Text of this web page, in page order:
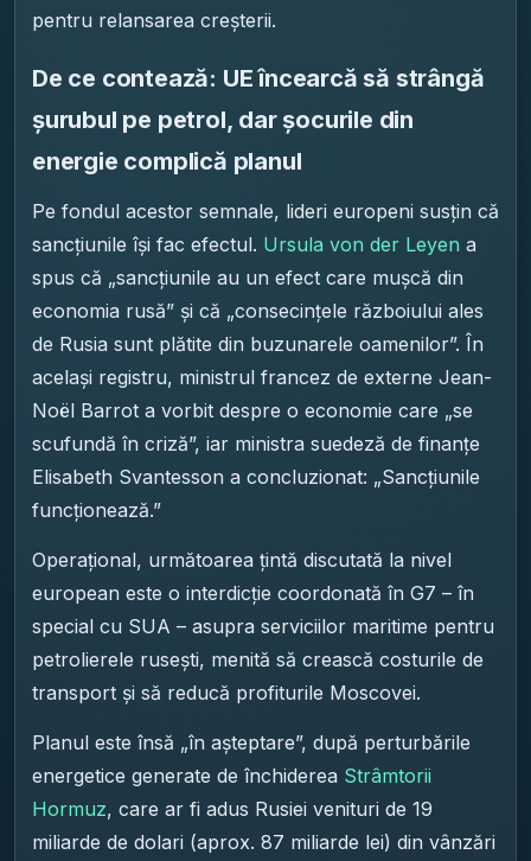
pentru relansarea creșterii.
De ce contează: UE încearcă să strângă
șurubul pe petrol, dar șocurile din
energie complică planul
Pe fondul acestor semnale, lideri europeni susțin că
sancțiunile își fac efectul. Ursula von der Leyen a
spus că „sancțiunile au un efect care mușcă din
economia rusă” și că „consecințele războiului ales
de Rusia sunt plătite din buzunarele oamenilor”. În
același registru, ministrul francez de externe Jean-
Noël Barrot a vorbit despre o economie care „se
scufundă în criză”, iar ministra suedeză de finanțe
Elisabeth Svantesson a concluzionat: „Sancțiunile
funcționează.”
Operațional, următoarea țintă discutată la nivel
european este o interdicție coordonată în G7 – în
special cu SUA – asupra serviciilor maritime pentru
petrolierele rusești, menită să crească costurile de
transport și să reducă profiturile Moscovei.
Planul este însă „în așteptare”, după perturbările
energetice generate de închiderea Strâmtorii
Hormuz, care ar fi adus Rusiei venituri de 19
miliarde de dolari (aprox. 87 miliarde lei) din vânzări